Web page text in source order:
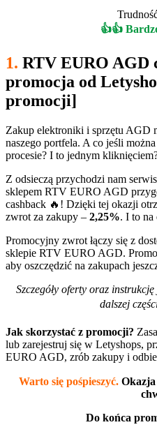
👍👍
1. RTV EURO AGD
promocja od
promocji]
Zakup elektroniki i sprzętu AGD
naszego portfela. A co jeśli
procesie? I to jednym
Z odsieczą przychodzi nam serwis
sklepem RTV EURO AGD
cashback 🔥! Dzięki tej okazji
zwrot za zakupy – 2,25%. I to na
Promocyjny zwrot łączy się z
sklepie RTV EURO AGD.
aby oszczędzić na zakupach
Szczegóły oferty oraz
dalszej
Jak skorzystać z promocji?
lub zarejestruj się w Letyshops,
EURO AGD, zrób zakupy i
Warto się pośpieszyć. Okazja
Do końca